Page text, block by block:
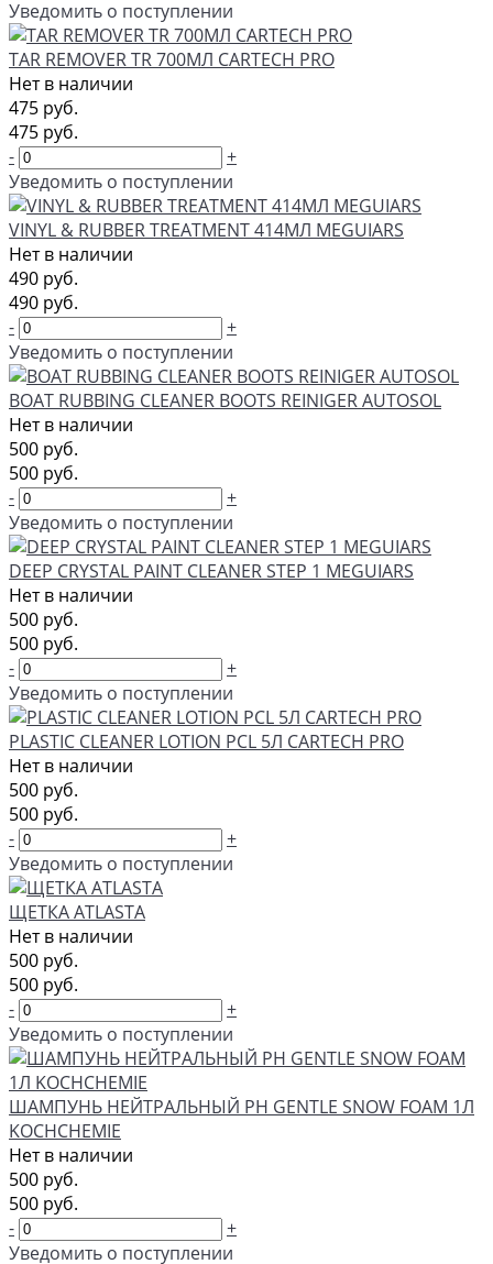
Уведомить о поступлении
TAR REMOVER TR 700МЛ CARTECH PRO
Нет в наличии
475 руб.
475 руб.
-
+
Уведомить о поступлении
VINYL & RUBBER TREATMENT 414МЛ MEGUIARS
Нет в наличии
490 руб.
490 руб.
-
+
Уведомить о поступлении
BOAT RUBBING CLEANER BOOTS REINIGER AUTOSOL
Нет в наличии
500 руб.
500 руб.
-
+
Уведомить о поступлении
DEEP CRYSTAL PAINT CLEANER STEP 1 MEGUIARS
Нет в наличии
500 руб.
500 руб.
-
+
Уведомить о поступлении
PLASTIC CLEANER LOTION PCL 5Л CARTECH PRO
Нет в наличии
500 руб.
500 руб.
-
+
Уведомить о поступлении
ЩЕТКА ATLASTA
Нет в наличии
500 руб.
500 руб.
-
+
Уведомить о поступлении
ШАМПУНЬ НЕЙТРАЛЬНЫЙ PH GENTLE SNOW FOAM 1Л
KOCHCHEMIE
Нет в наличии
500 руб.
500 руб.
-
+
Уведомить о поступлении